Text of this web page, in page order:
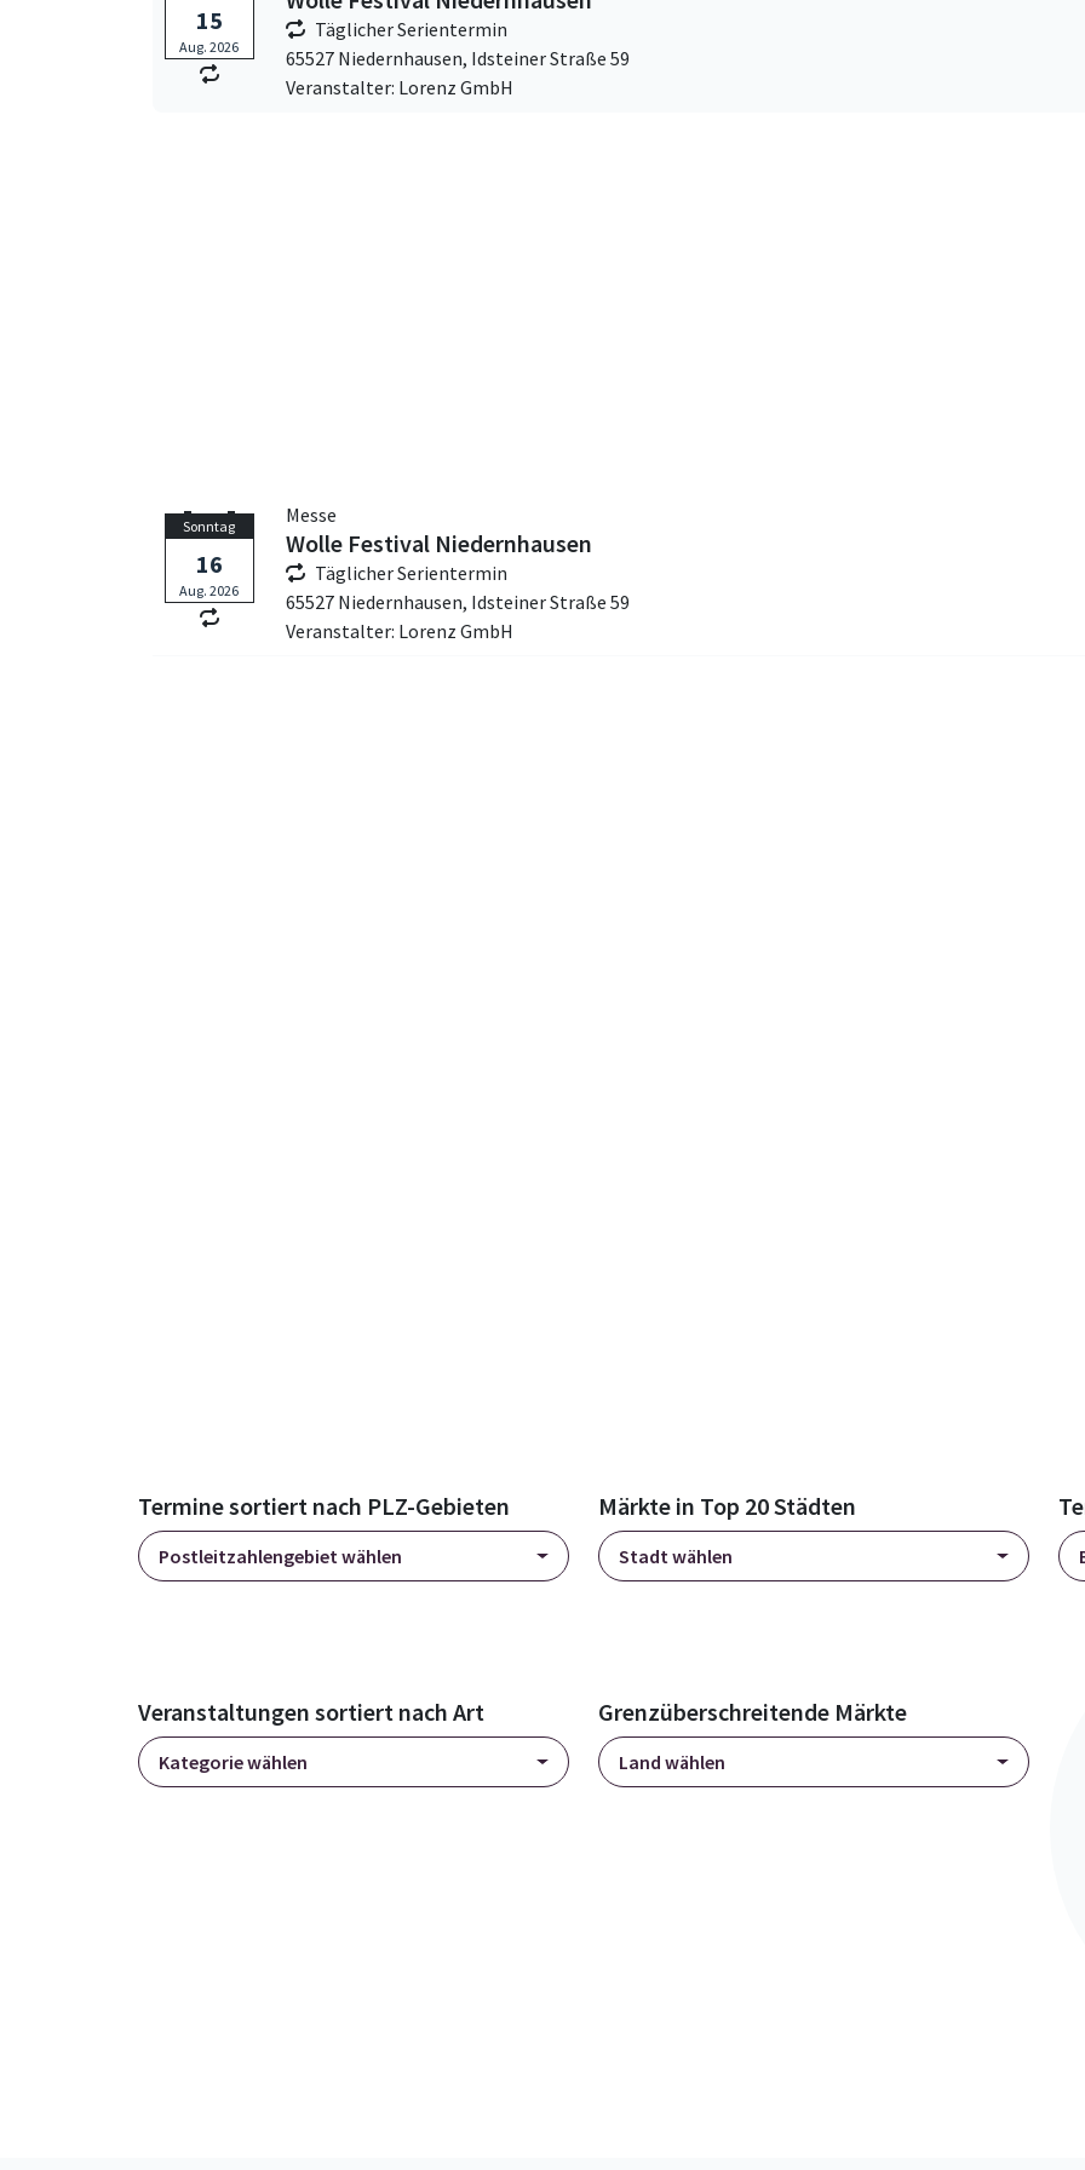
15
Aug. 2026
Täglicher Serientermin
65527 Niedernhausen, Idsteiner Straße 59
Veranstalter: Lorenz GmbH
Sonntag
16
Aug. 2026
Messe
Wolle Festival Niedernhausen
Täglicher Serientermin
65527 Niedernhausen, Idsteiner Straße 59
Veranstalter: Lorenz GmbH
Termine sortiert nach PLZ-Gebieten
Postleitzahlengebiet wählen
Märkte in Top 20 Städten
Stadt wählen
Veranstaltungen sortiert nach Art
Kategorie wählen
Grenzüberschreitende Märkte
Land wählen